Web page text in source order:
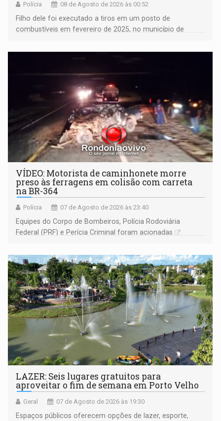
Polícia 08 de Agosto de 2026 às 00:52
Filho dele foi executado a tiros em um posto de
combustíveis em fevereiro de 2025, no município de
VÍDEO: Motorista de caminhonete morre
preso às ferragens em colisão com carreta
na BR-364
Polícia 07 de Agosto de 2026 às 23:40
Equipes do Corpo de Bombeiros, Polícia Rodoviária
Federal (PRF) e Perícia Criminal foram acionadas
LAZER: Seis lugares gratuitos para
aproveitar o fim de semana em Porto Velho
Geral 07 de Agosto de 2026 às 19:30
Espaços públicos oferecem opções de lazer, esporte,